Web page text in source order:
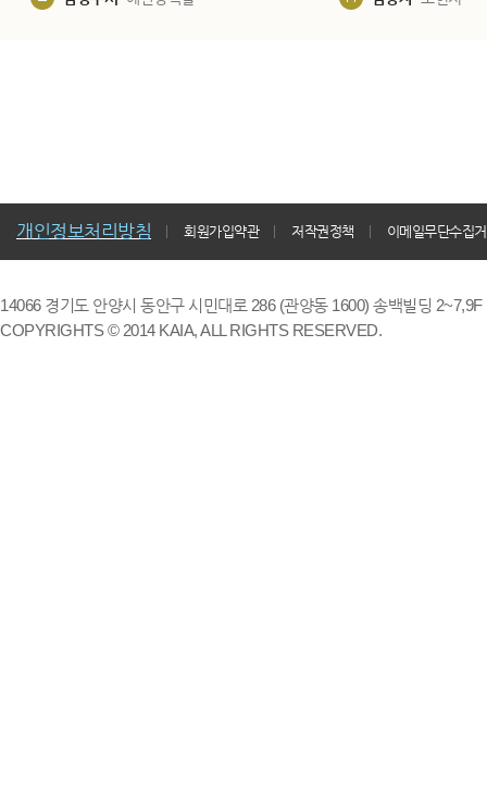
개인정보처리방침 회원가입약관 저작권정책 이메일무단수집
14066 경기도 안양시 동안구 시민대로 286 (관양동 1600) 송백빌딩
COPYRIGHTS © 2014 KAIA, ALL RIGHTS RESERVED.